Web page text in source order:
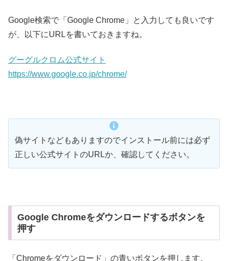
Google検索で「Google Chrome」と入力しても良いです
が、以下にURLを書いておきますね。
グーグルクロム公式サイト
https://www.google.co.jp/chrome/
偽サイトなどもありますのでインストール前には必ず
正しい公式サイトのURLか、確認してください。
Google Chromeをダウンロードするボタンを
押す
「Chromeをダウンロード」の青いボタンを押します。